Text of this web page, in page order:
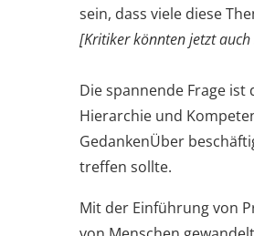
sein, dass viele diese
[Kritiker könnten jetzt
Die spannende Frage ist
Hierarchie und
GedankenÜber
treffen sollte.
Mit der Einführung von